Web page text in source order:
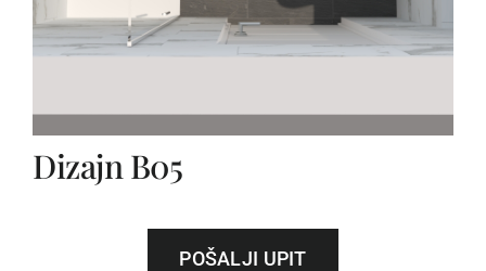
Dizajn B05
POŠALJI UPIT